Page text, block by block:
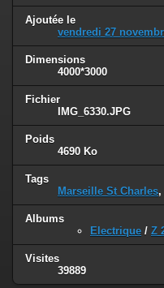
Ajoutée le
vendredi 27
Dimensions
4000*3000
Fichier
IMG_6330.JPG
Poids
4690 Ko
Tags
Marseille St Charles,
Albums
Electrique / Z
Visites
39889